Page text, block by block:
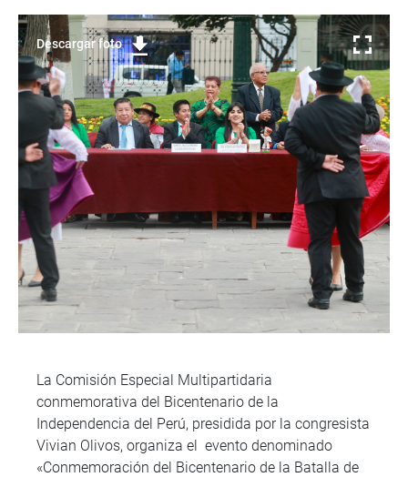
Descargar foto
La Comisión Especial Multipartidaria
conmemorativa del Bicentenario de la
Independencia del Perú, presidida por la congresista
Vivian Olivos, organiza el evento denominado
«Conmemoración del Bicentenario de la Batalla de